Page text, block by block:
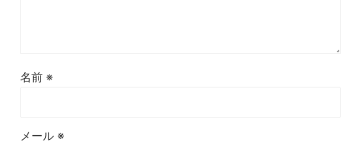
名前 ※
メール ※